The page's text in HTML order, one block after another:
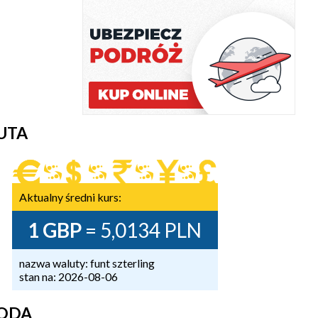
Aktualny średni kurs:
1 GBP = 5,0134 PLN
nazwa waluty: funt szterling
stan na: 2026-08-06